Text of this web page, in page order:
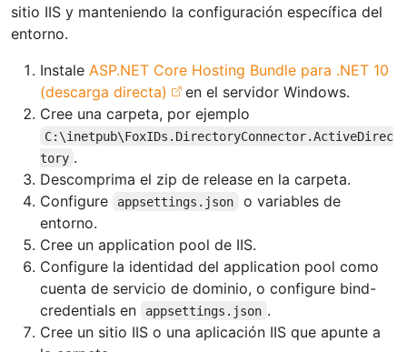
sitio IIS y manteniendo la configuración específica del
entorno.
Instale ASP.NET Core Hosting Bundle para .NET 10
(descarga directa)
en el servidor Windows.
Cree una carpeta, por ejemplo
C:\inetpub\FoxIDs.DirectoryConnector.ActiveDirec
tory .
Descomprima el zip de release en la carpeta.
Configure
appsettings.json
o variables de
entorno.
Cree un application pool de IIS.
Configure la identidad del application pool como
cuenta de servicio de dominio, o configure bind-
credentials en
appsettings.json .
Cree un sitio IIS o una aplicación IIS que apunte a